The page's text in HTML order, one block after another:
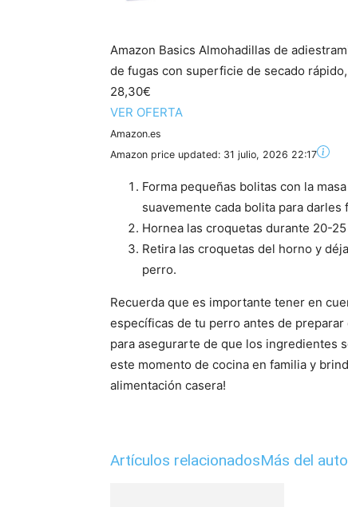
Amazon Basics Almohadillas de
de fugas con superficie de secado
28,30€
VER OFERTA
Amazon.es
Amazon price updated: 31 julio, 2026 22:17
Forma pequeñas bolitas con la
suavemente cada bolita para darles
Hornea las croquetas durante 20-
Retira las croquetas del horno y
perro.
Recuerda que es importante tener en
específicas de tu perro antes de
para asegurarte de que los ingredientes
este momento de cocina en familia y
alimentación casera!
Artículos relacionadosMás del